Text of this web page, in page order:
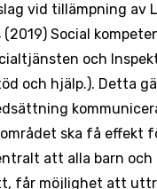
vid tillämpning av
Social
och
och hjälp.). Detta
ska få effekt
att alla barn och
får möjlighet att